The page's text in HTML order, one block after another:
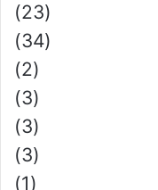
(23)
(34)
(2)
(3)
(3)
(3)
(1)